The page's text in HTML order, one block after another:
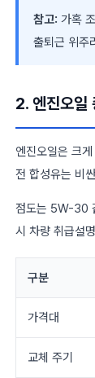
참고: 가혹
출퇴근 위주
2. 엔진오일
엔진오일은 크
전 합성유는 비
점도는 5W-30
시 차량 취급설
구분
가격대
교체 주기